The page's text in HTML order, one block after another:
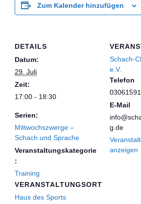
Zum Kalender hinzufügen
DETAILS
Datum:
29. Juli
Zeit:
17:00 - 18:30
Serien:
Mittwochszwerge –
Schach und Sprache
Veranstaltungskategorie
:
Training
VERANSTALTUNGSORT
Haus des Sports
Schach-
e.V.
Telefon
E-Mail
g.de
anzeigen